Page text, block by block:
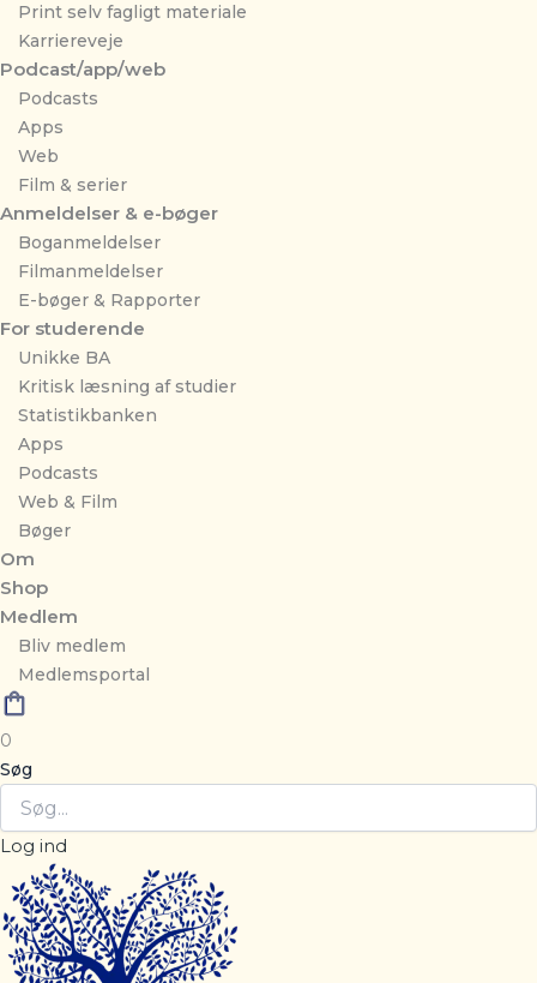
Print selv fagligt materiale
Karriereveje
Podcast/app/web
Podcasts
Apps
Web
Film & serier
Anmeldelser & e-bøger
Boganmeldelser
Filmanmeldelser
E-bøger & Rapporter
For studerende
Unikke BA
Kritisk læsning af studier
Statistikbanken
Apps
Podcasts
Web & Film
Bøger
Om
Shop
Medlem
Bliv medlem
Medlemsportal
0
Søg
Log ind